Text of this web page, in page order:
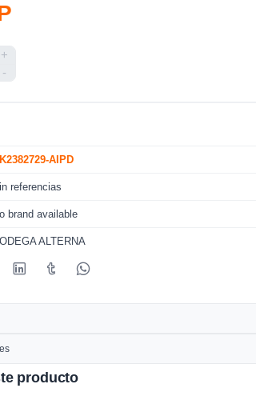
+
-
AIPD
referencias
brand available
ALTERNA
producto